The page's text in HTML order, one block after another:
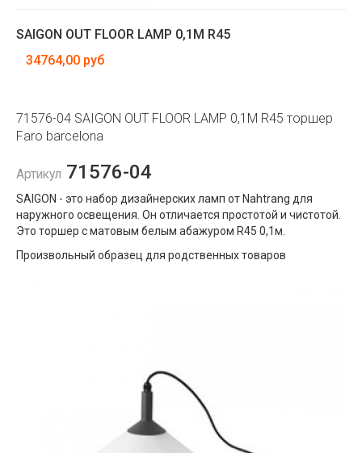
SAIGON OUT FLOOR LAMP 0,1M R45
34764,00 руб
71576-04 SAIGON OUT FLOOR LAMP 0,1M R45 торшер
Faro barcelona
Артикул 71576-04
SAIGON - это набор дизайнерских ламп от Nahtrang для
наружного освещения. Он отличается простотой и чистотой.
Это торшер с матовым белым абажуром R45 0,1м.
Произвольный образец для родственных товаров